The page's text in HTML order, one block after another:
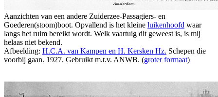
Aanzichten van een andere Zuiderzee-Passagiers- en
Goederen(stoom)boot. Opvallend is het kleine luikenhoofd waar
langs het ruim bereikt wordt. Welk vaartuig dit geweest is, is mij
helaas niet bekend.
Afbeelding: H.C.A. van Kampen en H. Kersken Hz. Schepen die
voorbij gaan. 1927. Gebruikt m.t.v. ANWB. (groter formaat)